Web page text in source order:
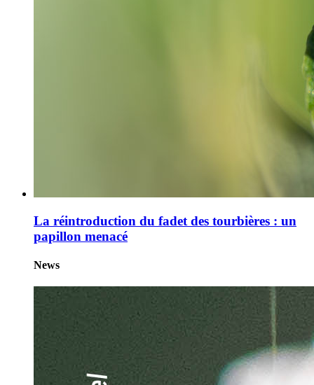
La réintroduction du fadet des tourbières : un
papillon menacé
News